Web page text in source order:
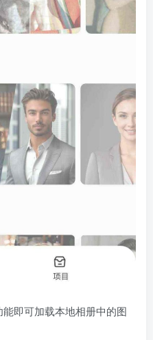
能即可加载本地相册中的图